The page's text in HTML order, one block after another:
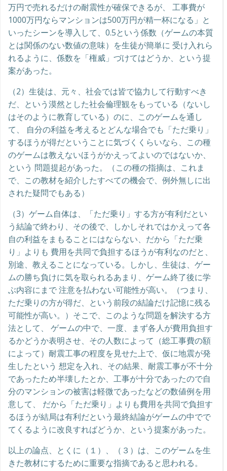
万円で売れるだけの耐震性が確保できるが、 工事費が
1000万円ならマンションは500万円が精一杯になる」と
いったシーンを導入して、0.5という係数（ゲームの本質
とは関係のない数値の意味）を生徒が簡単に 受け入れら
れるように、係数を「権威」づけてはどうか、という提
案があった。
（2）生徒は、元々、社会では皆で協力して行動すべき
だ、という漠然とした社会倫理観をもっている（ないし
はそのように教育している）のに、このゲームを通し
て、 自分の利益を考えるとどんな場合でも「ただ乗り」
するほうが得だということに気づくくらいなら、この種
のゲームは教えないほうがかえってよいのではないか、
という 問題提起があった。（この種の指摘は、これま
で、この教材を紹介したすべての機会で、例外無しに出
された疑問でもある）
（3）ゲーム自体は、「ただ乗り」する方が有利だとい
う結論で終わり、その後で、しかしそれではかえって各
自の利益をまもることにはならない、だから「ただ乗
り」よりも 費用を共同で負担するほうが有利なのだと、
別途、教えることになっている。しかし、生徒は、ゲー
ムの勝ち負けに気を取られるあまり、ゲーム終了後に学
ぶ内容にまで 注意を払わない可能性が高い。（つまり、
ただ乗りの方が得だ、という前段の結論だけ記憶に残る
可能性が高い。）そこで、このような問題を解決する方
法として、 ゲームの中で、一度、まず各人が費用負担す
るかどうか表明させ、その人数によって（総工事費の額
によって）耐震工事の程度を見せた上で、仮に地震が発
生したという 想定を入れ、その結果、耐震工事が不十分
であったため半壊したとか、工事が十分であったので自
分のマンションの被害は軽微であったなどの数値例を用
意して、 だから「ただ乗り」よりも費用を共同で負担す
るほうが結局は有利だという最終結論がゲームの中でで
てくるように改良すればどうか、という提案があった。
以上の論点、とくに（１）、（３）は、このゲームを生
きた教材にするために重要な指摘であると思われる。